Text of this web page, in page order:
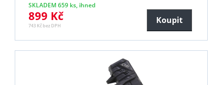
SKLADEM 659 ks, ihned
899 Kč
743 Kč bez DPH
Koupit